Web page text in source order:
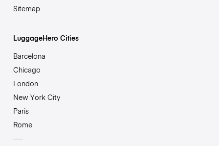
Sitemap
LuggageHero Cities
Barcelona
Chicago
London
New York City
Paris
Rome